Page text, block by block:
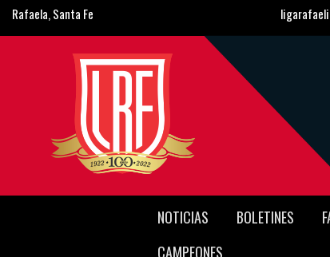
Rafaela, Santa Fe
NOTICIAS BOLETINES
CAMPEONES